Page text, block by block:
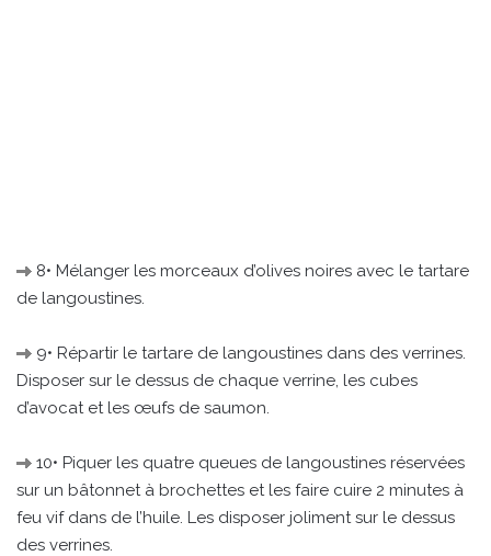
8• Mélanger les morceaux d’olives noires avec le tartare
de langoustines.
9• Répartir le tartare de langoustines dans des verrines.
Disposer sur le dessus de chaque verrine, les cubes
d’avocat et les œufs de saumon.
10• Piquer les quatre queues de langoustines réservées
sur un bâtonnet à brochettes et les faire cuire 2 minutes à
feu vif dans de l’huile. Les disposer joliment sur le dessus
des verrines.